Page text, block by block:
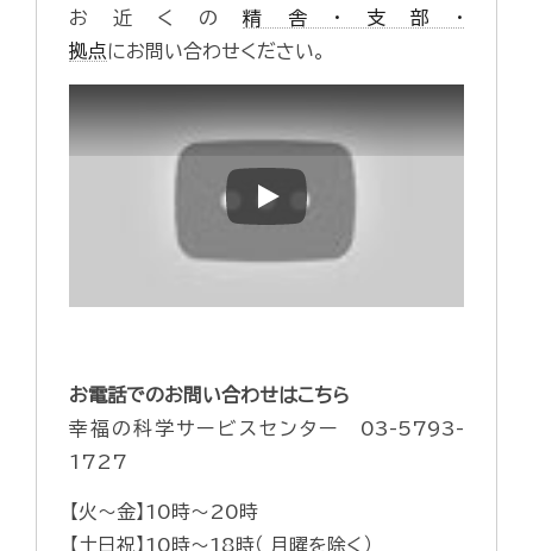
お近くの精舎・支部・
拠点にお問い合わせください。
Play
お電話でのお問い合わせはこちら
幸福の科学サービスセンター 03-5793-
1727
【火～金】10時～20時
【土日祝】10時～18時（ 月曜を除く）